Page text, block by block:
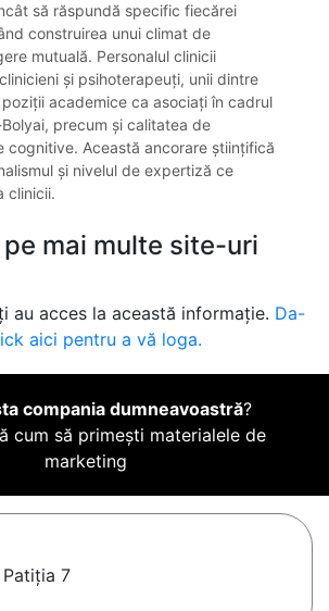
să răspundă specific fiecărei
construirea unui climat de
mutuală. Personalul clinicii
și psihoterapeuți, unii dintre
academice ca asociați în cadrul
precum și calitatea de
cognitive. Această ancorare științifică
și nivelul de expertiză ce
clinicii.
mai multe site-uri
au acces la această informație. Da-
aici pentru a vă loga.
compania dumneavoastră?
cum să primești materialele de
marketing
7